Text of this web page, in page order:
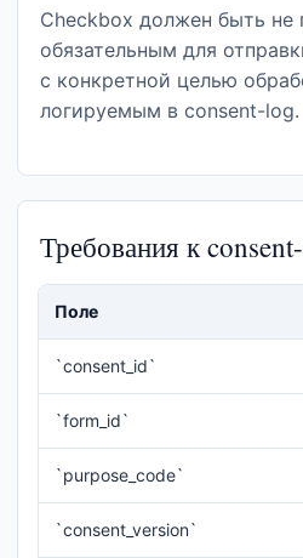
Checkbox должен быть не
обязательным для
с конкретной целью
логируемым в consent-log.
Требования к
Поле
`consent_id`
`form_id`
`purpose_code`
`consent_version`